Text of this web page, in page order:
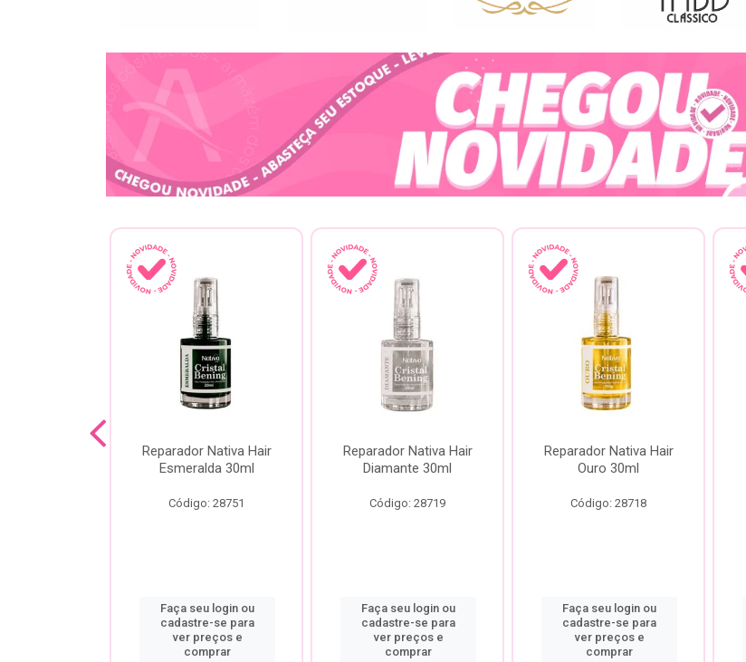
Reparador Nativa Hair
Esmeralda 30ml
Código: 28751
Faça seu login ou
cadastre-se para
ver preços e
comprar
Reparador Nativa Hair
Diamante 30ml
Código: 28719
Faça seu login ou
cadastre-se para
ver preços e
comprar
Reparador Nativa Hair
Ouro 30ml
Código: 28718
Faça seu login ou
cadastre-se para
ver preços e
comprar